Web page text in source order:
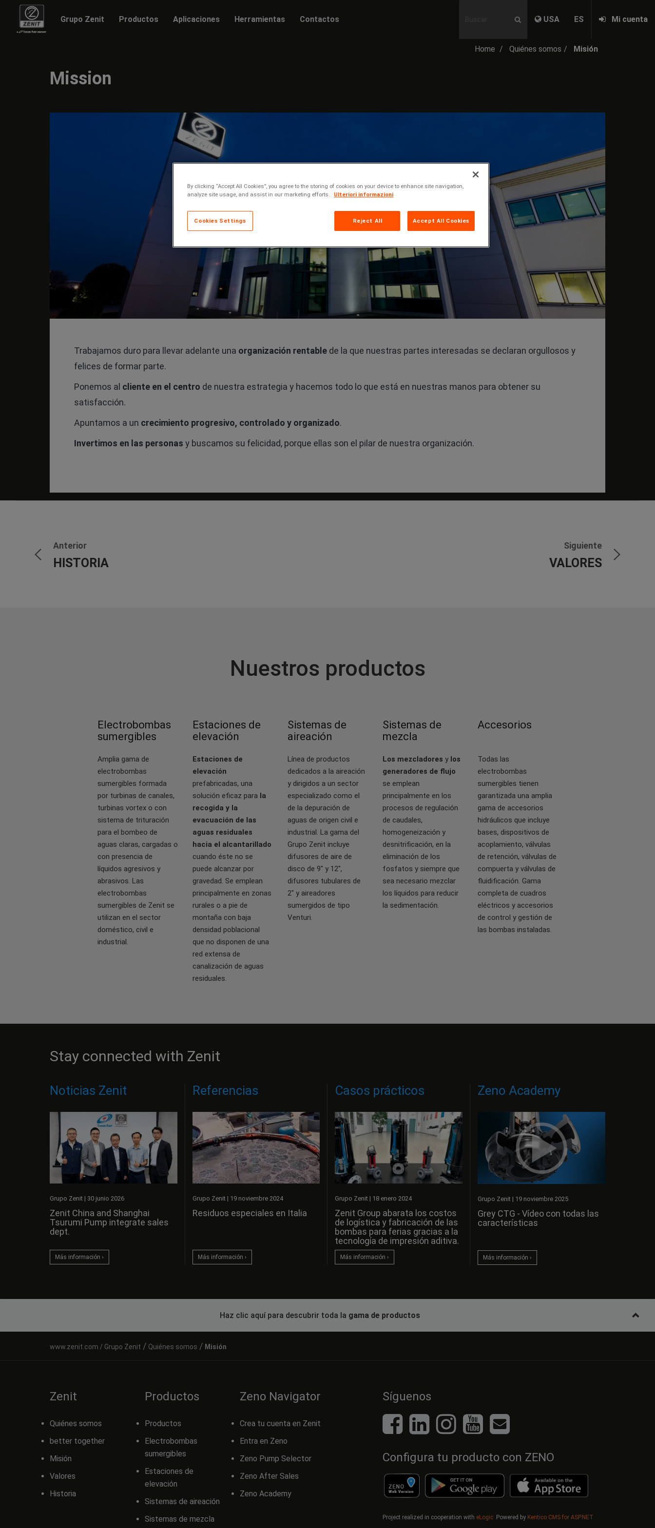
Grupo Zenit Productos Aplicaciones Herramientas Contactos USA ES Mi cuenta
Home Quiénes somos Misión
Mission
Trabajamos duro para llevar adelante una organización rentable de la que nuestras partes interesadas se declaran orgullosos y
felices de formar parte.
Ponemos al cliente en el centro de nuestra estrategia y hacemos todo lo que está en nuestras manos para obtener su
satisfacción.
Apuntamos a un crecimiento progresivo, controlado y organizado.
Invertimos en las personas y buscamos su felicidad, porque ellas son el pilar de nuestra organización.
Anterior
HISTORIA
Siguiente
VALORES
Nuestros productos
Electrobombas
sumergibles
Amplia gama de
electrobombas
sumergibles formada
por turbinas de canales,
turbinas vortex o con
sistema de trituración
para el bombeo de
aguas claras, cargadas o
con presencia de
líquidos agresivos y
abrasivos. Las
electrobombas
sumergibles de Zenit se
utilizan en el sector
doméstico, civil e
industrial.
Estaciones de
elevación
Estaciones de
elevación
prefabricadas, una
solución eficaz para la
recogida y la
evacuación de las
aguas residuales
hacia el alcantarillado
cuando éste no se
puede alcanzar por
gravedad. Se emplean
principalmente en zonas
rurales o a pie de
montaña con baja
densidad poblacional
que no disponen de una
red extensa de
canalización de aguas
residuales.
Sistemas de
aireación
Línea de productos
dedicados a la aireación
y dirigidos a un sector
especializado como el
de la depuración de
aguas de origen civil e
industrial. La gama del
Grupo Zenit incluye
difusores de aire de
disco de 9" y 12",
difusores tubulares de
2" y aireadores
sumergidos de tipo
Venturi.
Sistemas de
mezcla
Los mezcladores y los
generadores de flujo
se emplean
principalmente en los
procesos de regulación
de caudales,
homogeneización y
desnitrificación, en la
eliminación de los
fosfatos y siempre que
sea necesario mezclar
los líquidos para reducir
la sedimentación.
Accesorios
Todas las
electrobombas
sumergibles tienen
garantizada una amplia
gama de accesorios
hidráulicos que incluye
bases, dispositivos de
acoplamiento, válvulas
de retención, válvulas de
compuerta y válvulas de
fluidificación. Gama
completa de cuadros
eléctricos y accesorios
de control y gestión de
las bombas instaladas.
Stay connected with Zenit
Noticias Zenit
Grupo Zenit | 30 junio 2026
Zenit China and Shanghai
Tsurumi Pump integrate sales
dept.
Más información ›
Referencias
Grupo Zenit | 19 noviembre 2024
Residuos especiales en Italia
Más información ›
Casos prácticos
Grupo Zenit | 18 enero 2024
Zenit Group abarata los costos
de logística y fabricación de las
bombas para ferias gracias a la
tecnología de impresión aditiva.
Más información ›
Zeno Academy
Grupo Zenit | 19 noviembre 2025
Grey CTG - Vídeo con todas las
características
Más información ›
Haz clic aquí para descubrir toda la gama de productos
Grupo Zenit / Quiénes somos / Misión
Zenit
Quiénes somos
better together
Misión
Valores
Historia
Productos
Productos
Electrobombas
sumergibles
Estaciones de
elevación
Sistemas de aireación
Sistemas de mezcla
Zeno Navigator
Crea tu cuenta en Zenit
Entra en Zeno
Zeno Pump Selector
Zeno After Sales
Zeno Academy
Síguenos
Configura tu producto con ZENO
Project realized in cooperation with eLogicPowered by Kentico CMS for ASP.NET
By clicking “Accept All Cookies”, you agree to the storing of cookies on your device to enhance site navigation,
analyze site usage, and assist in our marketing efforts.
Ulteriori informazioni
Cookies Settings Reject All Accept All Cookies